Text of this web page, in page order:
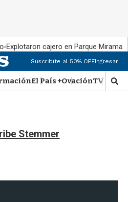
Explotaron cajero en Parque Miramar
Suscribite al 50% OFFIngresar
El País +OvaciónTV Show
M
o
q
Stemmer